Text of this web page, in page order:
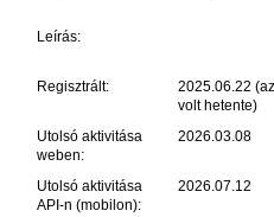
Leírás:
Regisztrált:
2025.06.22
volt hetente)
Utolsó aktivitása
weben:
2026.03.08
Utolsó aktivitása
API-n (mobilon):
2026.07.12